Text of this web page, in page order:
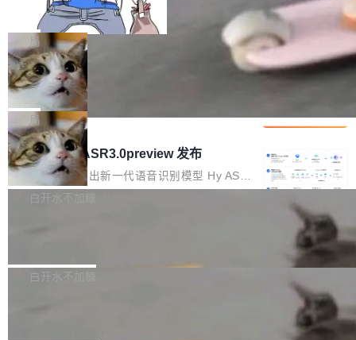
x / Windows / Harmony PC。 # macOS / Linu
x / Harmony PC curl -fsSL https://solon.noea
r.org/solon...
文窗口。随着项目规模的持续扩张与代码历史的
不断累积，代码仓中的模块关系、接口契约、业
务逻辑等关键信息往往分散于数十乃至数百个文
件之中，形成高度复杂的知识关联网络。传统的
代码检索手段（如关键词匹配、目录遍历）仅能
在语法层面完成文本定位，难以触及代码的语义
内涵与结构关联，导致开发者使用代码智能体在
理解大规模代码仓时面临显著"代码仓理解"瓶
颈。 代码仓深度理解服务（以下简称" CodeBas
e深度理解服务"）是华为云码道（CodeA...
师删光 89TB 数据只为干私活
最高人民检察院8月4日公布了一起案件：北京一
名90后算法工程师王某，为了给自己接的私活腾
服务器空间，删光了公司AI游戏部门的全部核心
数据。 王某2024年1月入职东城区某科技公司AI
短剧部门，有互联网大厂背景。在公司内部架构
调整期间，部门三次通知全员将数据从A集群迁
移到B集群，王某都回复了"收到"。 他没有迁移
数据。2024年9月3日下午4点，他使用此前登录
的账号密码进入A集群，输入了一条被程序员圈
称为"删库跑路"的命令——最高管理员权限、无
自研的多个文生3D和...
局
Cloudflare 分享推理优化实践：KV ca
che 量化 + 权重压缩，吞吐量提升 4
1%，成本降 30%
Kimi 和 GLM 是当前最强的大模型系列之一，但
它们有一个共同的问题：太吃显存了。月之暗面
的 Kimi K 系列和智谱的 GLM 都是长上下文、M
oE 架构的大模型，好用到让人上瘾，但 GPU 显
存永远不够用。 Cloudflare 的 Workers AI 团队
一直在跑这些模型的推理。他们在官方博客上发
整性保护。效果是：吞吐量提升 41%，每 token
局
腾讯混元 Hy ASR3.0preview 发布
腾讯混元正式推出新一代语音识别模型 Hy ASR
3.0preview。基于最新一代大语言模型 Hy3 的
让语音识别不再只是听清，而是真正听懂。通过
白开水不加糖
新和少量网页兼容性修复版本。 Changes/fixe
白开水不加糖